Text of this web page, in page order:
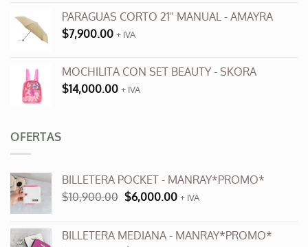
producto
producto
PARAGUAS CORTO 21" MANUAL - AMAYRA
$7,900.00 + IVA
MOCHILITA CON SET BEAUTY - SKORA
$14,000.00 + IVA
OFERTAS
BILLETERA POCKET - MANRAY*PROMO*
$10,900.00 El
era:
$6,000.00El
es:
+ IVA
BILLETERA MEDIANA - MANRAY*PROMO*